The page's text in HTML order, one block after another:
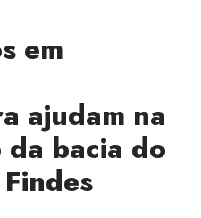
em
ajudam na
bacia do